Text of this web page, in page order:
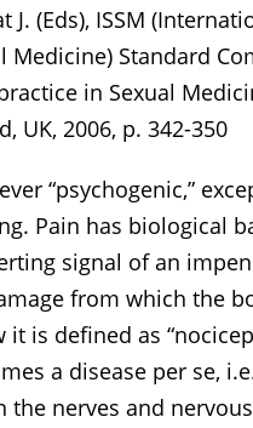
J. (Eds), ISSM
Medicine) Standard
in Sexual
UK, 2006, p. 342-350
“psychogenic,”
Pain has biological
signal of an
from which the
is defined as
a disease per se,
the nerves and